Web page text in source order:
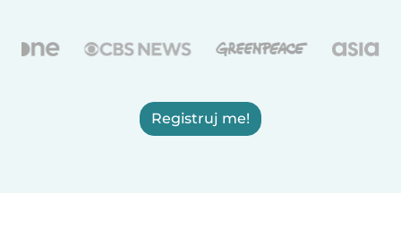
Registruj me!